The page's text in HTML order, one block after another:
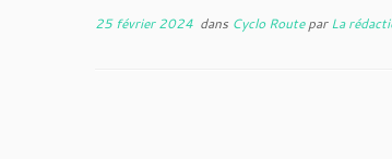
25 février 2024 dans Cyclo RouteparLa